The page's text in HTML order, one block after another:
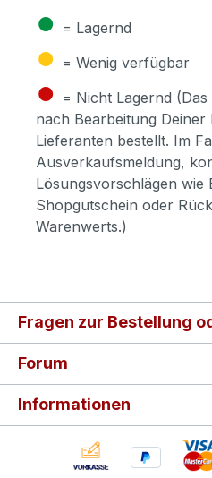
● = Lagernd
● = Wenig verfügbar
● = Nicht Lagernd
nach Bearbeitung Deiner
Lieferanten bestellt. Im
Ausverkaufsmeldung,
Lösungsvorschlägen wie
Shopgutschein oder
Warenwerts.)
Fragen zur Bestellung
Forum
Informationen